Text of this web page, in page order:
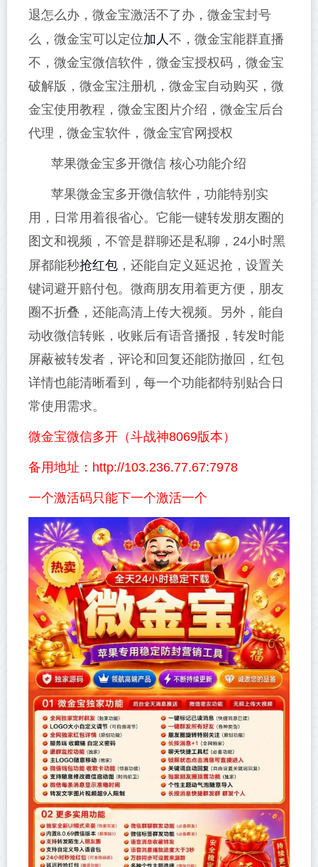
退怎么办，微金宝激活不了办，微金宝封号
么，微金宝可以定位加人不，微金宝能群直播
不，微金宝微信软件，微金宝授权码，微金宝
破解版，微金宝注册机，微金宝自动购买，微
金宝使用教程，微金宝图片介绍，微金宝后台
代理，微金宝软件，微金宝官网授权
苹果微金宝多开微信 核心功能介绍
苹果微金宝多开微信软件，功能特别实
用，日常用着很省心。它能一键转发朋友圈的
图文和视频，不管是群聊还是私聊，24小时黑
屏都能秒抢红包 ，还能自定义延迟抢，设置关
键词避开赔付包。微商朋友用着更方便，朋友
圈不折叠，还能高清上传大视频。另外，能自
动收微信转账，收账后有语音播报，转发时能
屏蔽被转发者，评论和回复还能防撤回，红包
详情也能清晰看到，每一个功能都特别贴合日
常使用需求。
微金宝微信多开（斗战神8069版本）
备用地址：http://103.236.77.67:7978
一个激活码只能下一个激活一个